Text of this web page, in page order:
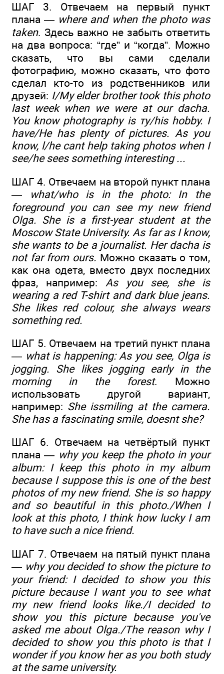
ШАГ 3. Отвечаем на первый пункт
плана — where and when the photo was
taken. Здесь важно не забыть ответить
на два вопроса: “где” и “когда”. Можно
сказать, что вы сами сделали
фотографию, можно сказать, что фото
сделал кто-то из родственников или
друзей: I/My elder brother took this photo
last week when we were at our dacha.
You know photography is ту/his hobby. I
have/He has plenty of pictures. As you
know, l/he cant help taking photos when I
see/he sees something interesting ...
ШАГ 4. Отвечаем на второй пункт плана
—
what/who is in the photo: In the
foreground you can see my new friend
Olga. She is a first-year student at the
Moscow State University. As far as I know,
she wants to be a journalist. Her dacha is
not far from ours. Можно сказать о том,
как она одета, вместо двух последних
фраз, например: As you see, she is
wearing a red T-shirt and dark blue jeans.
She likes red colour, she always wears
something red.
ШАГ 5. Отвечаем на третий пункт плана
— what is happening: As you see, Olga is
jogging. She likes jogging early in the
morning in the forest. Можно
использовать другой вариант,
например: She issmiling at the camera.
She has a fascinating smile, doesnt she?
ШАГ 6. Отвечаем на четвёртый пункт
плана — why you keep the photo in your
album: I keep this photo in my album
because I suppose this is one of the best
photos of my new friend. She is so happy
and so beautiful in this photo./When I
look at this photo, I think how lucky I am
to have such a nice friend.
ШАГ 7. Отвечаем на пятый пункт плана
— why you decided to show the picture to
your friend: I decided to show you this
picture because I want you to see what
my new friend looks like./I decided to
show you this picture because you've
asked me about Olga./The reason why I
decided to show you this photo is that I
wonder if you know her as you both study
at the same university.